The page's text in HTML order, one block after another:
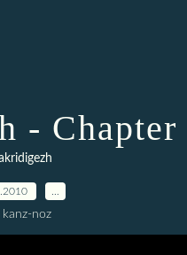
-
kanz-noz